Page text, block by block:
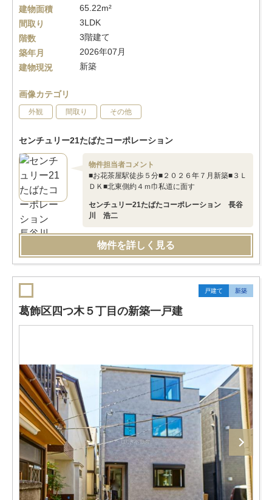
建物面積
65.22m²
間取り
3LDK
階数
3階建て
築年月
2026年07月
建物現況
新築
画像カテゴリ
外観 間取り その他
センチュリー21たばたコーポレーション
物件担当者コメント
■お花茶屋駅徒歩５分■２０２６年７月新築■３Ｌ
ＤＫ■北東側約４ｍ巾私道に面す
センチュリー21たばたコーポレーション 長谷
川 浩二
物件を詳しく見る
戸建て 新築
葛飾区四つ木５丁目の新築一戸建